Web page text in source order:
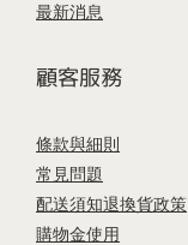
最新消息
顧客服務
條款與細則
常見問題
配送須知退換貨政策
購物金使用